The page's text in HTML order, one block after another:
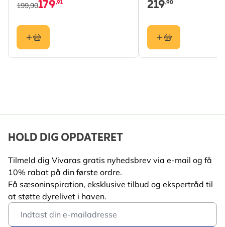
Grønsisken, Spætmejse
Farve
Materiale Træ (FSC® 100%), Skifer
179,91
199,90 219,90
HOLD DIG OPDATERET
Tilmeld dig Vivaras gratis nyhedsbrev via e-mail og få
10% rabat på din første ordre.
Få sæsoninspiration, eksklusive tilbud og ekspertråd til
at støtte dyrelivet i haven.
Email Address